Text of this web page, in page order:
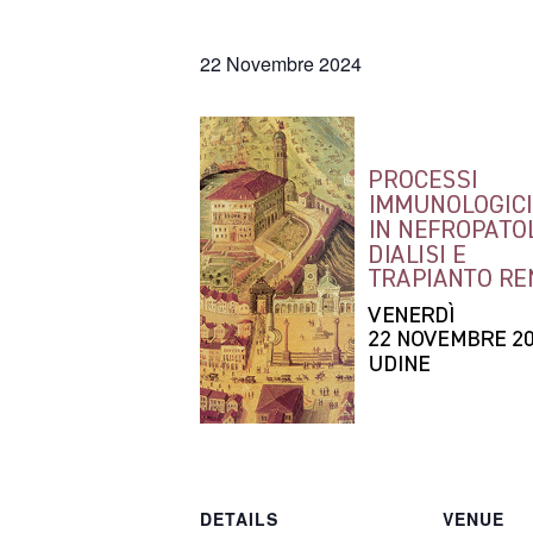
22 Novembre 2024
DETAILS VENUE